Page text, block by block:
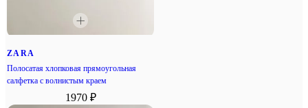
ZARA
Полосатая хлопковая прямоугольная
салфетка с волнистым краем
1970 ₽